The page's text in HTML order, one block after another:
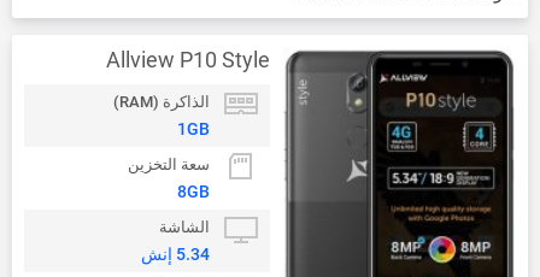
Allview P10 Style
الذاكرة (RAM)
1GB
سعة التخزين
8GB
الشاشة
5.34 إنش